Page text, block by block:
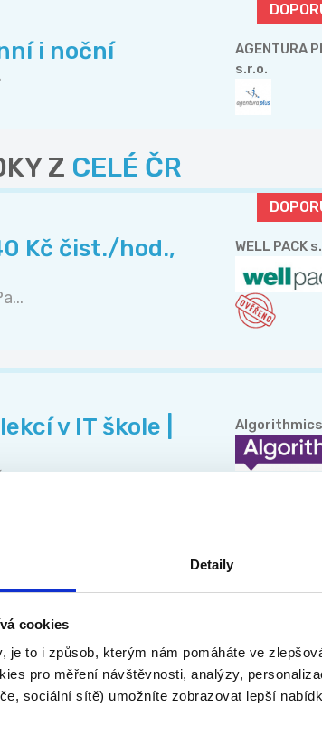
Detaily
cookies
je to i způsob, kterým nám pomáháte ve
pro měření návštěvnosti, analýzy,
sociální sítě) umožníte zobrazovat lepší
i noční
AGENTURA
s.r.o.
Z CELÉ ČR
Kč čist./hod.,
WELL PACK
v IT škole |